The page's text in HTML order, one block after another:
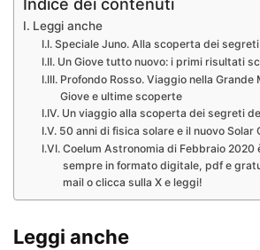
Indice dei contenuti
Leggi anche
Speciale Juno. Alla scoperta dei
Un Giove tutto nuovo: i primi risultati
Profondo Rosso. Viaggio nella Grande
Giove e ultime scoperte
Un viaggio alla scoperta dei segreti
50 anni di fisica solare e il nuovo Solar
Coelum Astronomia di Febbraio 2020
sempre in formato digitale, pdf e
mail o clicca sulla X e leggi!
Leggi anche